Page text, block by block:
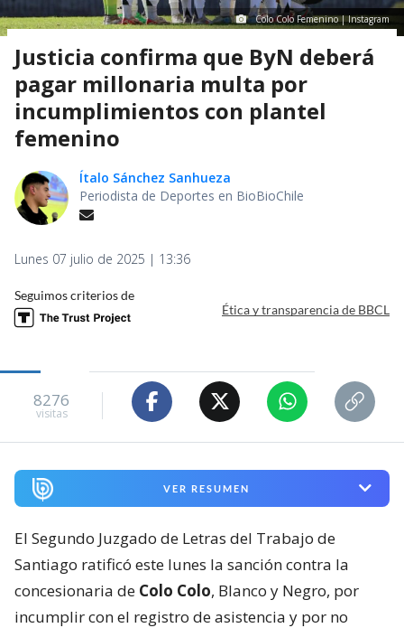
Colo Colo Femenino | Instagram
Justicia confirma que ByN deberá
pagar millonaria multa por
incumplimientos con plantel
femenino
Ítalo Sánchez Sanhueza
Periodista de Deportes en BioBioChile
Lunes 07 julio de 2025 | 13:36
Seguimos criterios de
Ética y transparencia de BBCL
8276
visitas
VER RESUMEN
El Segundo Juzgado de Letras del Trabajo de
Santiago ratificó este lunes la sanción contra la
concesionaria de Colo Colo, Blanco y Negro, por
incumplir con el registro de asistencia y por no